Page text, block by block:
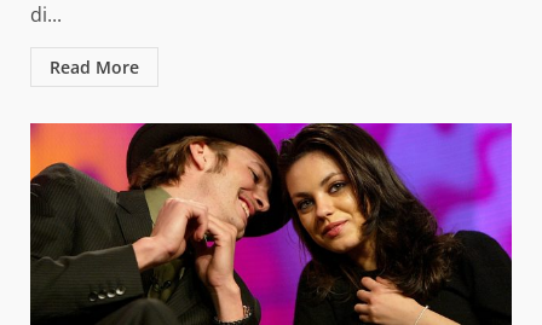
di...
Read More